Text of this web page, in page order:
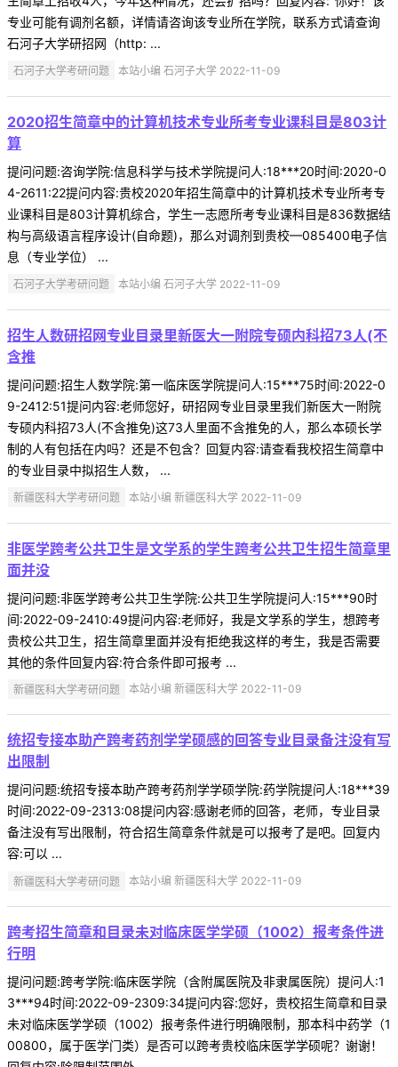
专业可能有调剂名额，详情请咨询该专业所在学院，联系方式请查询
石河子大学研招网（http: ...
石河子大学考研问题 本站小编 石河子大学 2022-11-09
2020招生简章中的计算机技术专业所考专业课科目是803计
算
提问问题:咨询学院:信息科学与技术学院提问人:18***20时间:2020-0
4-2611:22提问内容:贵校2020年招生简章中的计算机技术专业所考专
业课科目是803计算机综合，学生一志愿所考专业课科目是836数据结
构与高级语言程序设计(自命题)，那么对调剂到贵校—085400电子信
息（专业学位） ...
石河子大学考研问题 本站小编 石河子大学 2022-11-09
招生人数研招网专业目录里新医大一附院专硕内科招73人(不
含推
提问问题:招生人数学院:第一临床医学院提问人:15***75时间:2022-0
9-2412:51提问内容:老师您好，研招网专业目录里我们新医大一附院
专硕内科招73人(不含推免)这73人里面不含推免的人，那么本硕长学
制的人有包括在内吗？还是不包含？回复内容:请查看我校招生简章中
的专业目录中拟招生人数， ...
新疆医科大学考研问题 本站小编 新疆医科大学 2022-11-09
非医学跨考公共卫生是文学系的学生跨考公共卫生招生简章里
面并没
提问问题:非医学跨考公共卫生学院:公共卫生学院提问人:15***90时
间:2022-09-2410:49提问内容:老师好，我是文学系的学生，想跨考
贵校公共卫生，招生简章里面并没有拒绝我这样的考生，我是否需要
其他的条件回复内容:符合条件即可报考 ...
新疆医科大学考研问题 本站小编 新疆医科大学 2022-11-09
统招专接本助产跨考药剂学学硕感的回答专业目录备注没有写
出限制
提问问题:统招专接本助产跨考药剂学学硕学院:药学院提问人:18***39
时间:2022-09-2313:08提问内容:感谢老师的回答，老师，专业目录
备注没有写出限制，符合招生简章条件就是可以报考了是吧。回复内
容:可以 ...
新疆医科大学考研问题 本站小编 新疆医科大学 2022-11-09
跨考招生简章和目录未对临床医学学硕（1002）报考条件进
行明
提问问题:跨考学院:临床医学院（含附属医院及非隶属医院）提问人:1
3***94时间:2022-09-2309:34提问内容:您好，贵校招生简章和目录
未对临床医学学硕（1002）报考条件进行明确限制，那本科中药学（1
00800，属于医学门类）是否可以跨考贵校临床医学学硕呢？谢谢！